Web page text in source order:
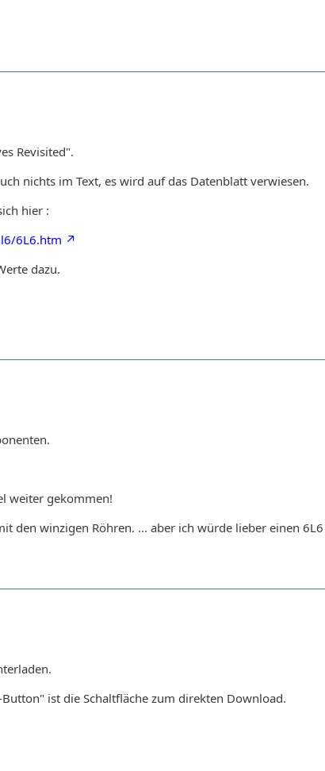
Revisited".
nichts im Text, es wird auf das Datenblatt verwiesen.
hier :
6L6.htm
dazu.
weiter gekommen!
den winzigen Röhren. ... aber ich würde lieber einen 6L6
ist die Schaltfläche zum direkten Download.